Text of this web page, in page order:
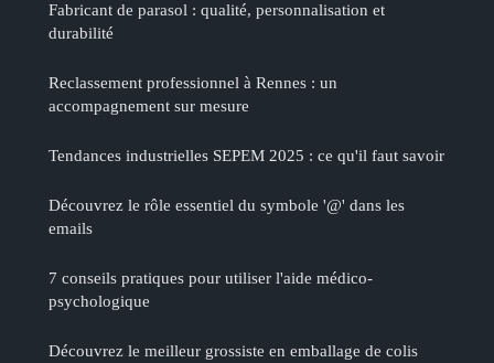
Fabricant de parasol : qualité, personnalisation et
durabilité
Reclassement professionnel à Rennes : un
accompagnement sur mesure
Tendances industrielles SEPEM 2025 : ce qu'il faut savoir
Découvrez le rôle essentiel du symbole '@' dans les
emails
7 conseils pratiques pour utiliser l'aide médico-
psychologique
Découvrez le meilleur grossiste en emballage de colis